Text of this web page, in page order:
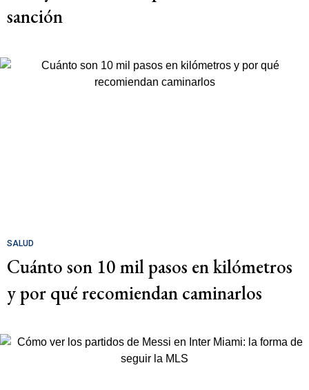
sanción
SALUD
Cuánto son 10 mil pasos en kilómetros
y por qué recomiendan caminarlos